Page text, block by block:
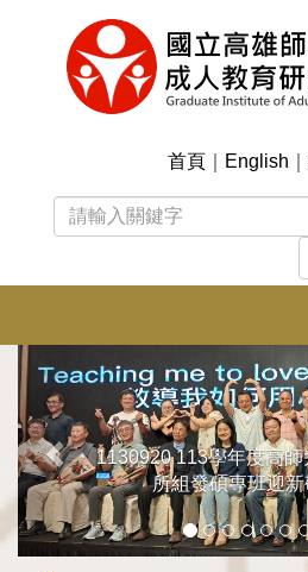
首頁
English
1130920 113學年度高
所組發碩專班迎
上
一
張